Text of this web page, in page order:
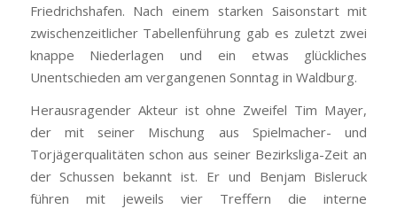
Friedrichshafen. Nach einem starken Saisonstart mit
zwischenzeitlicher Tabellenführung gab es zuletzt zwei
knappe Niederlagen und ein etwas glückliches
Unentschieden am vergangenen Sonntag in Waldburg.
Herausragender Akteur ist ohne Zweifel Tim Mayer,
der mit seiner Mischung aus Spielmacher- und
Torjägerqualitäten schon aus seiner Bezirksliga-Zeit an
der Schussen bekannt ist. Er und Benjam Bisleruck
führen mit jeweils vier Treffern die interne